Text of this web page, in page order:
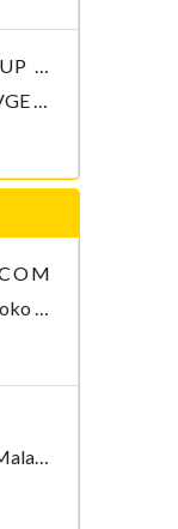
CONCEAX GROUP SL
Santa Maria 3 - RTVGE Malabo, Bioko Norte , Guinea Ecuatorial